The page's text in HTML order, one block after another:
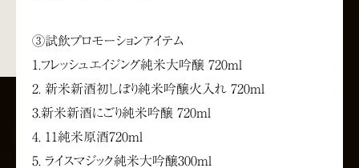
③試飲プロモーションアイテム
1.フレッシュエイジング純米大吟醸 720ml
2. 新米新酒初しぼり純米吟醸火入れ 720ml
3.新米新酒にごり純米吟醸 720ml
4. 11純米原酒720ml
5. ライスマジック純米大吟醸300ml